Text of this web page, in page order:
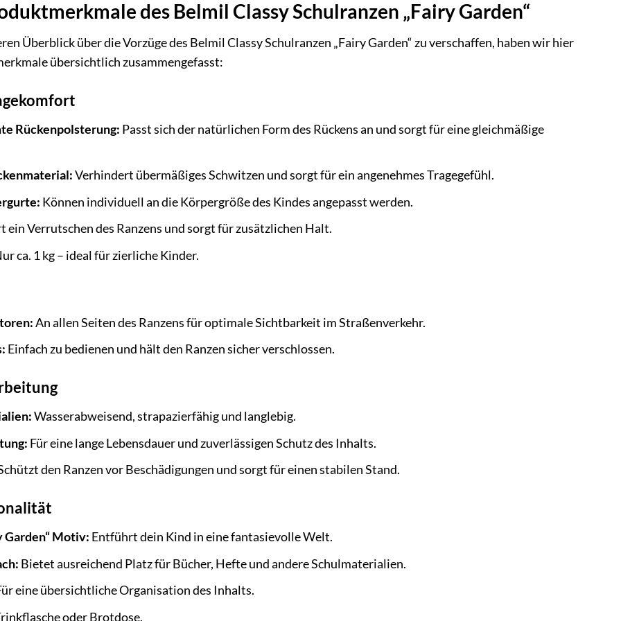
des Belmil Classy Schulranzen „Fairy Garden“
Überblick über die Vorzüge des Belmil Classy Schulranzen „Fairy Garden“ zu verschaffen, haben wir hier
übersichtlich zusammengefasst:
Rückenpolsterung: Passt sich der natürlichen Form des Rückens an und sorgt für eine gleichmäßige
Verhindert übermäßiges Schwitzen und sorgt für ein angenehmes Tragegefühl.
Können individuell an die Körpergröße des Kindes angepasst werden.
ein Verrutschen des Ranzens und sorgt für zusätzlichen Halt.
ca. 1 kg – ideal für zierliche Kinder.
An allen Seiten des Ranzens für optimale Sichtbarkeit im Straßenverkehr.
Einfach zu bedienen und hält den Ranzen sicher verschlossen.
Wasserabweisend, strapazierfähig und langlebig.
Für eine lange Lebensdauer und zuverlässigen Schutz des Inhalts.
den Ranzen vor Beschädigungen und sorgt für einen stabilen Stand.
Garden“ Motiv: Entführt dein Kind in eine fantasievolle Welt.
Bietet ausreichend Platz für Bücher, Hefte und andere Schulmaterialien.
eine übersichtliche Organisation des Inhalts.
oder Brotdose.